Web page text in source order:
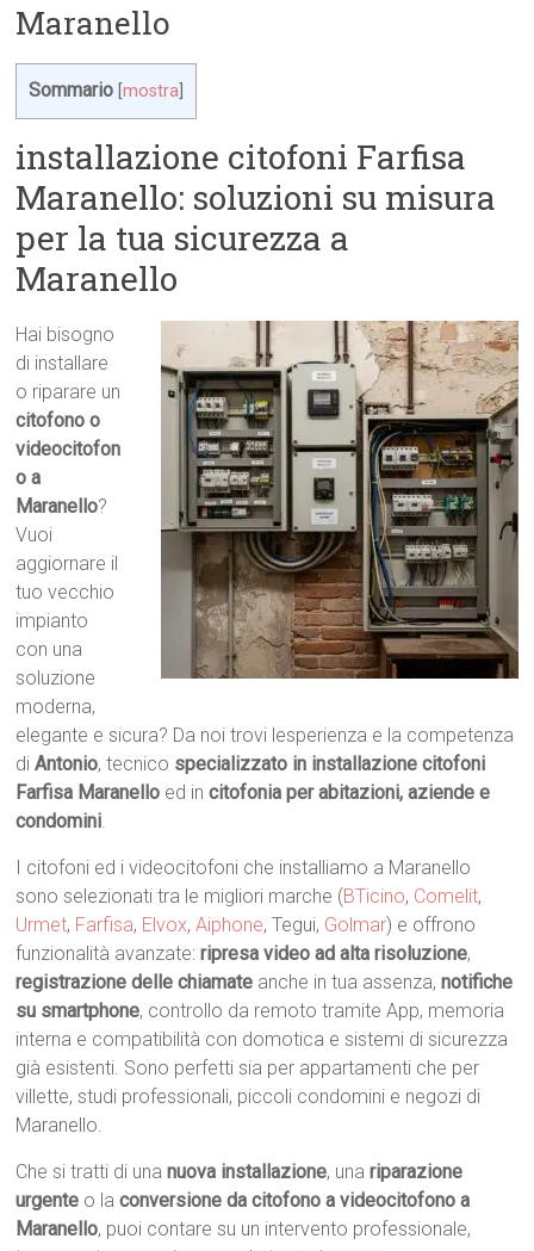
Maranello
Sommario [mostra
installazione citofoni Farfisa
Maranello: soluzioni su misura
per la tua sicurezza a
Maranello
Hai bisogno
di installare
o riparare un
citofono o
videocitofon
o a
Maranello?
Vuoi
aggiornare il
tuo vecchio
impianto
con una
soluzione
moderna,
elegante e sicura? Da noi trovi lesperienza e la competenza
diAntonio, tecnico specializzato in installazione citofoni
Farfisa Maranello ed incitofonia per abitazioni, aziende e
condomini.
I citofoni ed i videocitofoni che installiamo a Maranello
sono selezionati tra le migliori marche (BTicino, Comelit,
Urmet, Farfisa, Elvox,Aiphone, Tegui, Golmar) e offrono
funzionalità avanzate:ripresa video ad alta risoluzione,
registrazione delle chiamate anche in tua assenza,notifiche
su smartphone, controllo da remoto tramite App, memoria
interna e compatibilità con domotica e sistemi di sicurezza
già esistenti. Sono perfetti sia per appartamenti che per
villette, studi professionali, piccoli condomini e negozi di
Maranello.
Che si tratti di unanuova installazione, unariparazione
urgente o laconversione da citofono a videocitofono a
Maranello, puoi contare su un intervento professionale,